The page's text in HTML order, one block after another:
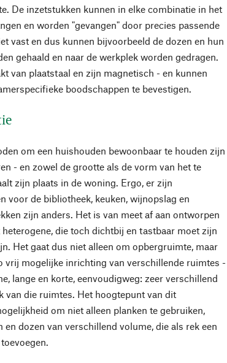
De inzetstukken kunnen in elke combinatie in het
en worden "gevangen" door precies passende
vast en dus kunnen bijvoorbeeld de dozen en hun
gehaald en naar de werkplek worden gedragen.
van plaatstaal en zijn magnetisch - en kunnen
boodschappen te bevestigen.
om een huishouden bewoonbaar te houden zijn
- en zowel de grootte als de vorm van het te
zijn plaats in de woning. Ergo, er zijn
voor de bibliotheek, keuken, wijnopslag en
zijn anders. Het is van meet af aan ontworpen
die toch dichtbij en tastbaar moet zijn
Het gaat dus niet alleen om opbergruimte, maar
vrij mogelijke inrichting van verschillende ruimtes -
lange en korte, eenvoudigweg: zeer verschillend
van die ruimtes. Het hoogtepunt van dit
om niet alleen planken te gebruiken,
en dozen van verschillend volume, die als rek een